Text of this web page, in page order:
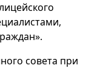
совета при